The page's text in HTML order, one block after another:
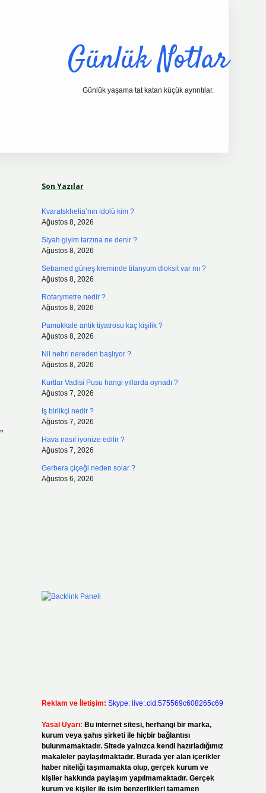
Günlük Notlar
Günlük yaşama tat katan küçük ayrıntılar.
Son Yazılar
Kvaratskhelia’nın idolü kim ?
Ağustos 8, 2026
Siyah giyim tarzına ne denir ?
Ağustos 8, 2026
Sebamed güneş kreminde titanyum dioksit var mı ?
Ağustos 8, 2026
Rotarymetre nedir ?
Ağustos 8, 2026
Pamukkale antik tiyatrosu kaç kişilik ?
Ağustos 8, 2026
Nil nehri nereden başlıyor ?
Ağustos 8, 2026
Kurtlar Vadisi Pusu hangi yıllarda oynadı ?
Ağustos 7, 2026
Iş birlikçi nedir ?
Ağustos 7, 2026
Hava nasıl iyonize edilir ?
Ağustos 7, 2026
Gerbera çiçeği neden solar ?
Ağustos 6, 2026
Reklam ve İletişim: Skype: live:.cid.575569c608265c69
Yasal Uyarı: Bu internet sitesi, herhangi bir marka,
kurum veya şahıs şirketi ile hiçbir bağlantısı
bulunmamaktadır. Sitede yalnızca kendi hazırladığımız
makaleler paylaşılmaktadır. Burada yer alan içerikler
haber niteliği taşımamakta olup, gerçek kurum ve
kişiler hakkında paylaşım yapılmamaktadır. Gerçek
kurum ve kişiler ile isim benzerlikleri tamamen